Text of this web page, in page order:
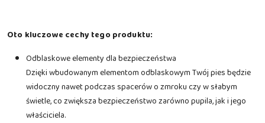
Oto kluczowe cechy tego produktu:
Odblaskowe elementy dla bezpieczeństwa
Dzięki wbudowanym elementom odblaskowym Twój pies będzie
widoczny nawet podczas spacerów o zmroku czy w słabym
świetle, co zwiększa bezpieczeństwo zarówno pupila, jak i jego
właściciela.